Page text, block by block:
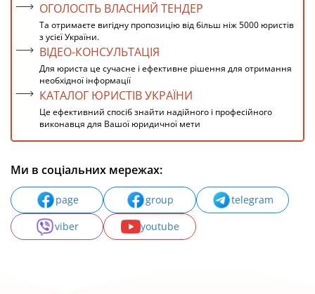
ОГОЛОСІТЬ ВЛАСНИЙ ТЕНДЕР
Та отримаєте вигідну пропозицію від більш ніж 5000 юристів
з усієї України.
ВІДЕО-КОНСУЛЬТАЦІЯ
Для юриста це сучасне і ефективне рішення для отримання
необхідної інформації
КАТАЛОГ ЮРИСТІВ УКРАЇНИ
Це ефективний спосіб знайти надійного і професійного
виконавця для Вашої юридичної мети
Ми в соціальних мережах:
page group
telegram
viber
youtube